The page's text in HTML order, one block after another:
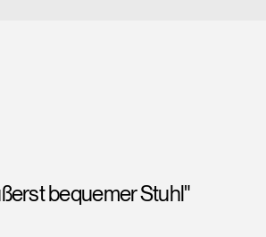
bequemer Stuhl"